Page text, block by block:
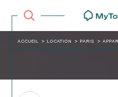
ACCUEIL LOCATION PARIS
SUBLIME ROOFTOP DANS UN QUARTIER